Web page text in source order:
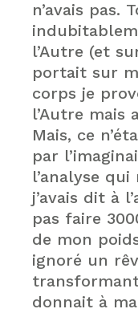
n’avais pas.
l’Autre (et
portait sur
corps je
l’Autre mais
Mais, ce
par
l’analyse
j’avais dit à
pas faire
de mon
ignoré un
donnait à